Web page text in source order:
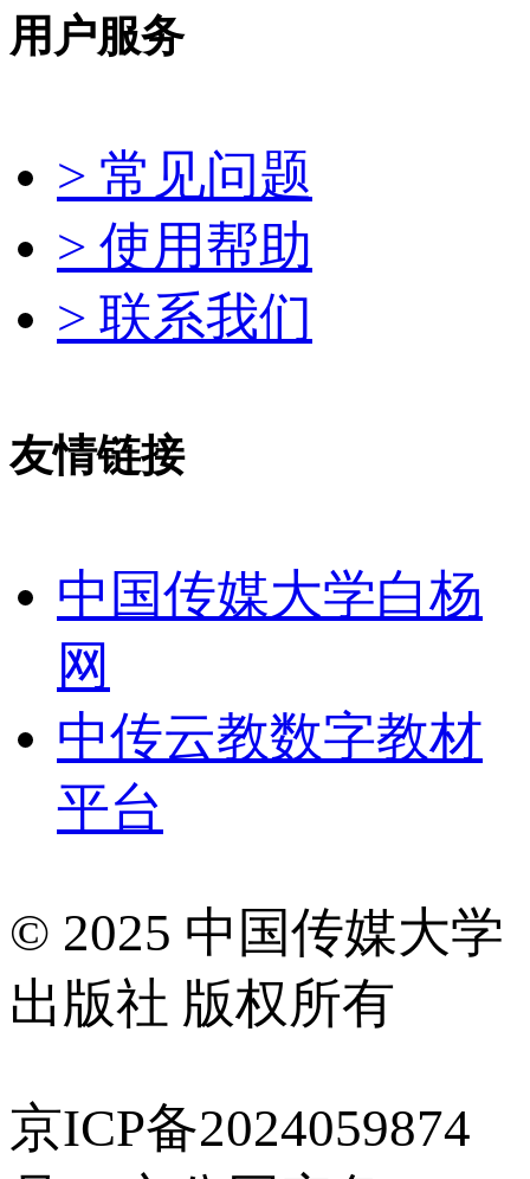
用户服务
> 常见问题
> 使用帮助
> 联系我们
友情链接
中国传媒大学白杨
网
中传云教数字教材
平台
© 2025 中国传媒大学
出版社 版权所有
京ICP备2024059874